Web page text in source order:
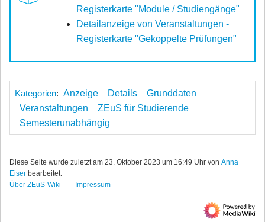
Registerkarte "Module / Studiengänge"
Detailanzeige von Veranstaltungen -
Registerkarte "Gekoppelte Prüfungen"
Kategorien: Anzeige Details
Grunddaten
Veranstaltungen
ZEuS für Studierende
Semesterunabhängig
Diese Seite wurde zuletzt am 23. Oktober 2023 um 16:49 Uhr von Anna
Eiser bearbeitet.
Über ZEuS-Wiki
Impressum